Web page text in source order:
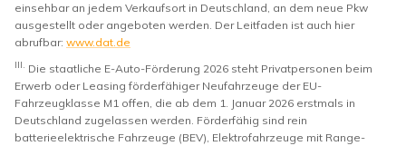
einsehbar an jedem Verkaufsort in Deutschland, an dem neue Pkw
ausgestellt oder angeboten werden. Der Leitfaden ist auch hier
abrufbar: www.dat.de
III. Die staatliche E-Auto-Förderung 2026 steht Privatpersonen beim
Erwerb oder Leasing förderfähiger Neufahrzeuge der EU-
Fahrzeugklasse M1 offen, die ab dem 1. Januar 2026 erstmals in
Deutschland zugelassen werden. Förderfähig sind rein
batterieelektrische Fahrzeuge (BEV), Elektrofahrzeuge mit Range-